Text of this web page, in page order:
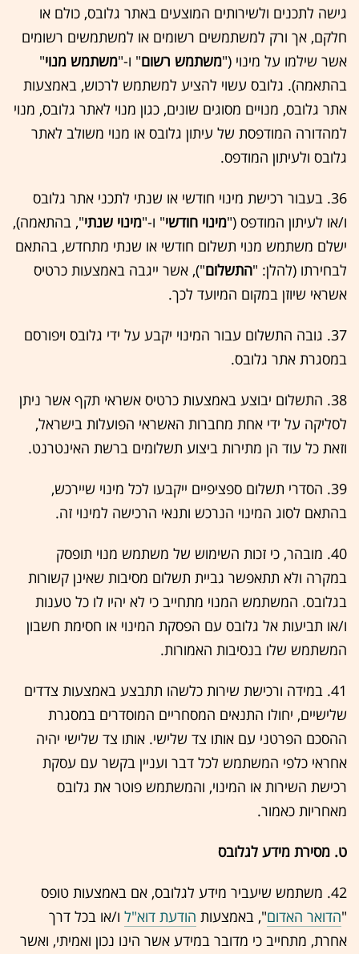
גישה לתכנים ולשירותים המוצעים באתר גלובס, כולם או
חלקם, אך ורק למשתמשים רשומים או למשתמשים רשומים
אשר שילמו על מינוי ("משתמש רשום" ו-"משתמש מנוי"
בהתאמה). גלובס עשוי להציע למשתמש לרכוש, באמצעות
אתר גלובס, מנויים מסוגים שונים, כגון מנוי לאתר גלובס, מנוי
למהדורה המודפסת של עיתון גלובס או מנוי משולב לאתר
גלובס ולעיתון המודפס.
36. בעבור רכישת מינוי חודשי או שנתי לתכני אתר גלובס
ו/או לעיתון המודפס ("מינוי חודשי" ו-"מינוי שנתי", בהתאמה),
ישלם משתמש מנוי תשלום חודשי או שנתי מתחדש, בהתאם
לבחירתו (להלן: "התשלום"), אשר ייגבה באמצעות כרטיס
אשראי שיוזן במקום המיועד לכך.
37. גובה התשלום עבור המינוי יקבע על ידי גלובס ויפורסם
במסגרת אתר גלובס.
38. התשלום יבוצע באמצעות כרטיס אשראי תקף אשר ניתן
לסליקה על ידי אחת מחברות האשראי הפועלות בישראל,
וזאת כל עוד הן מתירות ביצוע תשלומים ברשת האינטרנט.
39. הסדרי תשלום ספציפיים ייקבעו לכל מינוי שיירכש,
בהתאם לסוג המינוי הנרכש ותנאי הרכישה למינוי זה.
40. מובהר, כי זכות השימוש של משתמש מנוי תופסק
במקרה ולא תתאפשר גביית תשלום מסיבות שאינן קשורות
בגלובס. המשתמש המנוי מתחייב כי לא יהיו לו כל טענות
ו/או תביעות אל גלובס עם הפסקת המינוי או חסימת חשבון
המשתמש שלו בנסיבות האמורות.
41. במידה ורכישת שירות כלשהו תתבצע באמצעות צדדים
שלישיים, יחולו התנאים המסחריים המוסדרים במסגרת
ההסכם הפרטני עם אותו צד שלישי. אותו צד שלישי יהיה
אחראי כלפי המשתמש לכל דבר ועניין בקשר עם עסקת
רכישת השירות או המינוי, והמשתמש פוטר את גלובס
מאחריות כאמור.
ט. מסירת מידע לגלובס
42. משתמש שיעביר מידע לגלובס, אם באמצעות טופס
"הדואר האדום", באמצעות הודעת דוא"ל ו/או בכל דרך
אחרת, מתחייב כי מדובר במידע אשר הינו נכון ואמיתי, ואשר